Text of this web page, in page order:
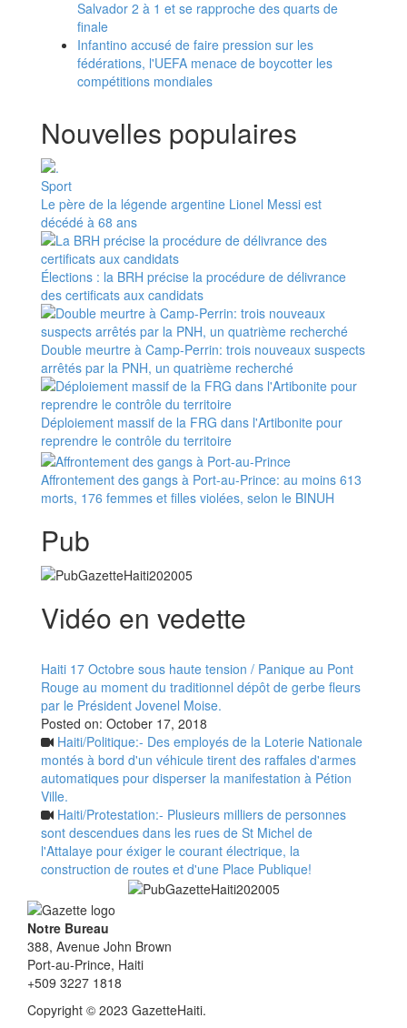
Salvador 2 à 1 et se rapproche des quarts de
finale
Infantino accusé de faire pression sur les
fédérations, l'UEFA menace de boycotter les
compétitions mondiales
Nouvelles populaires
Sport
Le père de la légende argentine Lionel Messi est
décédé à 68 ans
Élections : la BRH précise la procédure de délivrance
des certificats aux candidats
Double meurtre à Camp-Perrin: trois nouveaux suspects
arrêtés par la PNH, un quatrième recherché
Déploiement massif de la FRG dans l'Artibonite pour
reprendre le contrôle du territoire
Affrontement des gangs à Port-au-Prince: au moins 613
morts, 176 femmes et filles violées, selon le BINUH
Pub
Vidéo en vedette
Haiti 17 Octobre sous haute tension / Panique au Pont
Rouge au moment du traditionnel dépôt de gerbe fleurs
par le Président Jovenel Moise.
Posted on: October 17, 2018
Haiti/Politique:- Des employés de la Loterie Nationale
montés à bord d'un véhicule tirent des raffales d'armes
automatiques pour disperser la manifestation à Pétion
Ville.
Haiti/Protestation:- Plusieurs milliers de personnes
sont descendues dans les rues de St Michel de
l'Attalaye pour éxiger le courant électrique, la
construction de routes et d'une Place Publique!
Notre Bureau
388, Avenue John Brown
Port-au-Prince, Haiti
+509 3227 1818
Copyright © 2023 GazetteHaiti.